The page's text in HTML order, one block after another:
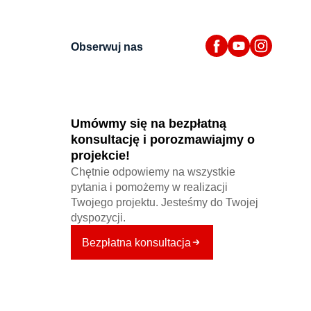
Obserwuj nas
Umówmy się na bezpłatną
konsultację i porozmawiajmy o
projekcie!
Chętnie odpowiemy na wszystkie
pytania i pomożemy w realizacji
Twojego projektu. Jesteśmy do Twojej
dyspozycji.
Bezpłatna konsultacja